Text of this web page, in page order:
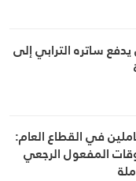
يدفع ساتره الترابي إلى
في القطاع العام:
المفعول الرجعي